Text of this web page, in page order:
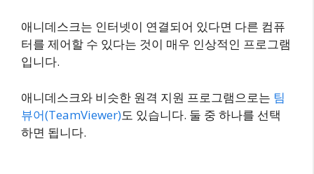
애니데스크는 인터넷이 연결되어 있다면 다른 컴퓨
터를 제어할 수 있다는 것이 매우 인상적인 프로그램
입니다.
애니데스크와 비슷한 원격 지원 프로그램으로는 팀
뷰어(TeamViewer)도 있습니다. 둘 중 하나를 선택
하면 됩니다.